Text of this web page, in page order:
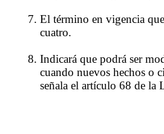
El término en vigencia
cuatro.
Indicará que podrá ser
cuando nuevos hechos o
señala el artículo 68 de la